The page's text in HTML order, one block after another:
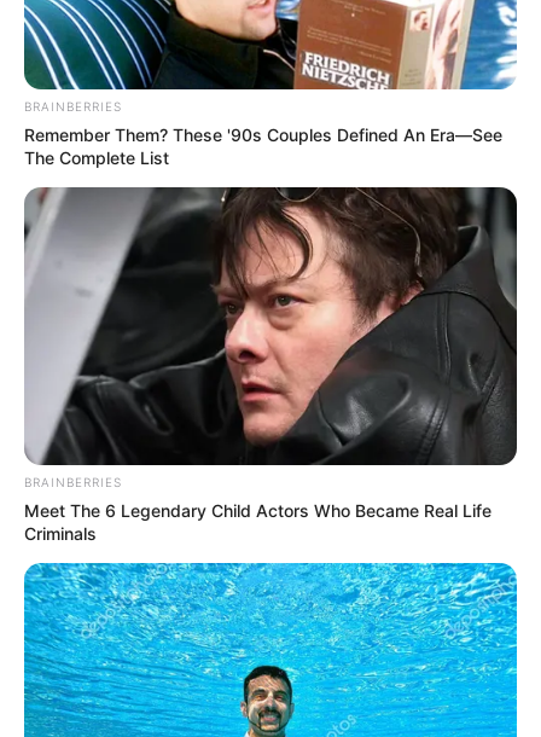
BRAINBERRIES
Remember Them? These '90s Couples Defined An Era—See
The Complete List
BRAINBERRIES
Meet The 6 Legendary Child Actors Who Became Real Life
Criminals